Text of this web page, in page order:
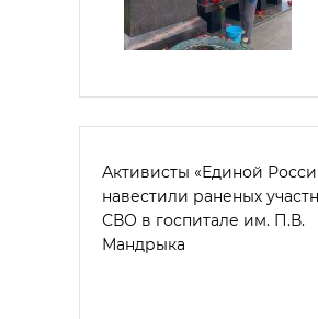
Активисты «Единой
навестили раненых
СВО в госпитале им. П.В.
Мандрыка